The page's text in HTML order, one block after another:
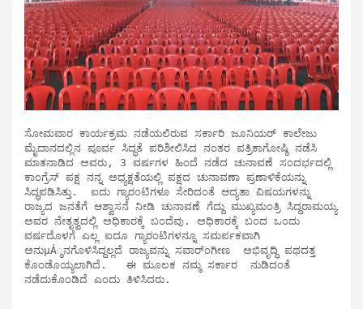
ಸೋಮವಾರ ಕಾರ್ಯಕ್ರಮ ನಡೆಯಲಿರುವ ಸರ್ಕಾರಿ ಜೂನಿಯರ್ ಕಾಲೇಜು
ಮೈದಾನದಲ್ಲಿನ ಪೂರ್ವ ಸಿದ್ಧತೆ ಪರಿಶೀಲಿಸಿದ ನಂತರ ಪತ್ರಿಕಾಗೋಷ್ಠಿ ನಡೆಸಿ
ಮಾತನಾಡಿದ ಅವರು, 3 ವರ್ಷಗಳ ಹಿಂದೆ ನಡೆದ ಚುನಾವಣೆ ಸಂದರ್ಭದಲ್ಲಿ
ಕಾಂಗ್ರೆಸ್ ಪಕ್ಷ ನನ್ನ ಅಧ್ಯಕ್ಷತೆಯಲ್ಲಿ ಪಕ್ಷದ ಚುನಾವಣಾ ಪ್ರಣಾಳಿಕೆಯನ್ನು
ಸಿದ್ಧಪಡಿಸಿತ್ತು.  ಐದು ಗ್ಯಾರಂಟಿಗಳೂ ಸೇರಿದಂತೆ ಆದ್ಯತಾ ವಿಷಯಗಳನ್ನು
ರಾಜ್ಯದ ಜನತೆಗೆ ಆಶ್ವಾಸನೆ ನೀಡಿ ಚುನಾವಣೆ ಗೆದ್ದು ಮುಖ್ಯಮಂತ್ರಿ ಸಿದ್ದರಾಮಯ್ಯ
ಅವರ ನೇತೃತ್ವದಲ್ಲಿ ಅಧಿಕಾರಕ್ಕೆ ಬಂದೆವು. ಅಧಿಕಾರಕ್ಕೆ ಬಂದ ಒಂದು
ವರ್ಷದೊಳಗೆ ಎಲ್ಲ ಐದೂ ಗ್ಯಾರಂಟಿಗಳನ್ನೂ ಸಮರ್ಪಕವಾಗಿ
ಅನುμÁ್ಠನಗೊಳಿಸಿದ್ದಲ್ಲದೆ ರಾಜ್ಯವನ್ನು ಸವಾರ್ಂಗೀಣ  ಅಭಿವೃದ್ಧಿ ಪಥದತ್ತ
ಕೊಂಡೊಯ್ಯಲಾಗಿದೆ.   ಈ ಮೂಲಕ ನಮ್ಮ ಸರ್ಕಾರ  ನುಡಿದಂತೆ
ನಡೆದುಕೊಂಡಿದೆ ಎಂದು ತಿಳಿಸಿದರು.